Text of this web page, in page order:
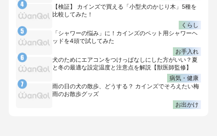
【検証】 カインズで買える「小型犬のかじり木」5種を
比較してみた！
くらし
「シャワーの悩み」に！カインズのペット用シャワーヘ
ッドを4頭で試してみた
お手入れ
犬のためにエアコンをつけっぱなしにした方がいい？夏
と冬の最適な設定温度と注意点を解説【獣医師監修】
病気・健康
雨の日の犬の散歩、どうする？ カインズでそろえたい梅
雨のお散歩グッズ
お出かけ